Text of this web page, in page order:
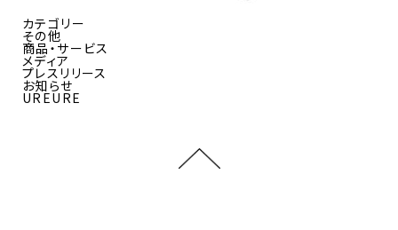
カテゴリー
その他
商品・サービス
メディア
プレスリリース
お知らせ
UREURE